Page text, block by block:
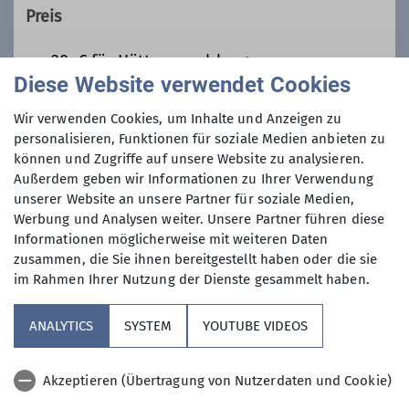
Preis
ca. 20.-€ für Hüttenanzahlung
Maximale Teilnehmeranzahl
10
Aktuelles
Nützliches
Diese Website verwendet Cookies
Wir verwenden Cookies, um Inhalte und Anzeigen zu
personalisieren, Funktionen für soziale Medien anbieten zu
können und Zugriffe auf unsere Website zu analysieren.
Außerdem geben wir Informationen zu Ihrer Verwendung
unserer Website an unsere Partner für soziale Medien,
Werbung und Analysen weiter. Unsere Partner führen diese
Informationen möglicherweise mit weiteren Daten
zusammen, die Sie ihnen bereitgestellt haben oder die sie
im Rahmen Ihrer Nutzung der Dienste gesammelt haben.
ANALYTICS SYSTEM YOUTUBE VIDEOS
Akzeptieren (Übertragung von Nutzerdaten und Cookie)